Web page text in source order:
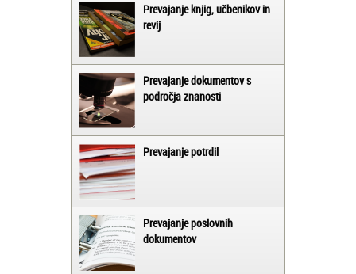
Prevajanje knjig, učbenikov in
revij
Prevajanje dokumentov s
področja znanosti
Prevajanje potrdil
Prevajanje poslovnih
dokumentov